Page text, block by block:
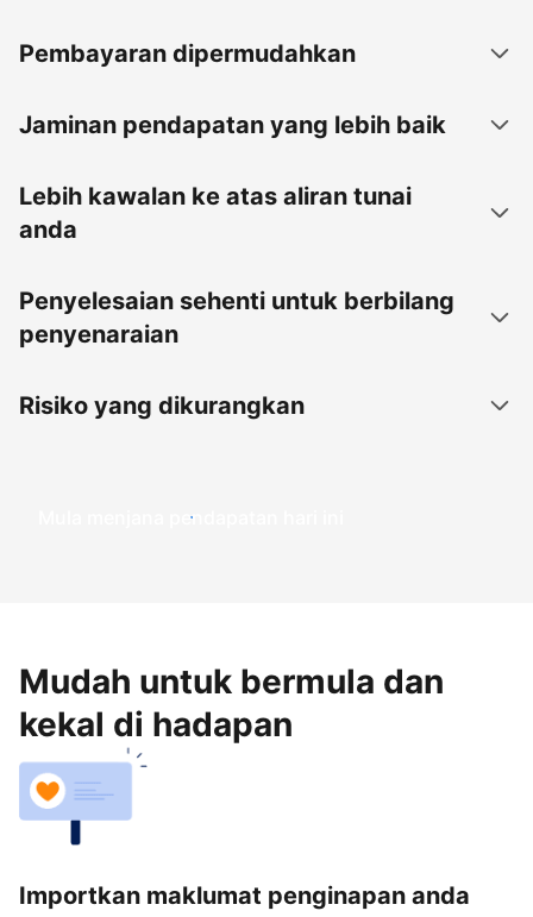
Pembayaran dipermudahkan
Jaminan pendapatan yang lebih baik
Lebih kawalan ke atas aliran tunai
anda
Penyelesaian sehenti untuk berbilang
penyenaraian
Risiko yang dikurangkan
Mula menjana pendapatan hari ini
Mudah untuk bermula dan
kekal di hadapan
Importkan maklumat penginapan anda